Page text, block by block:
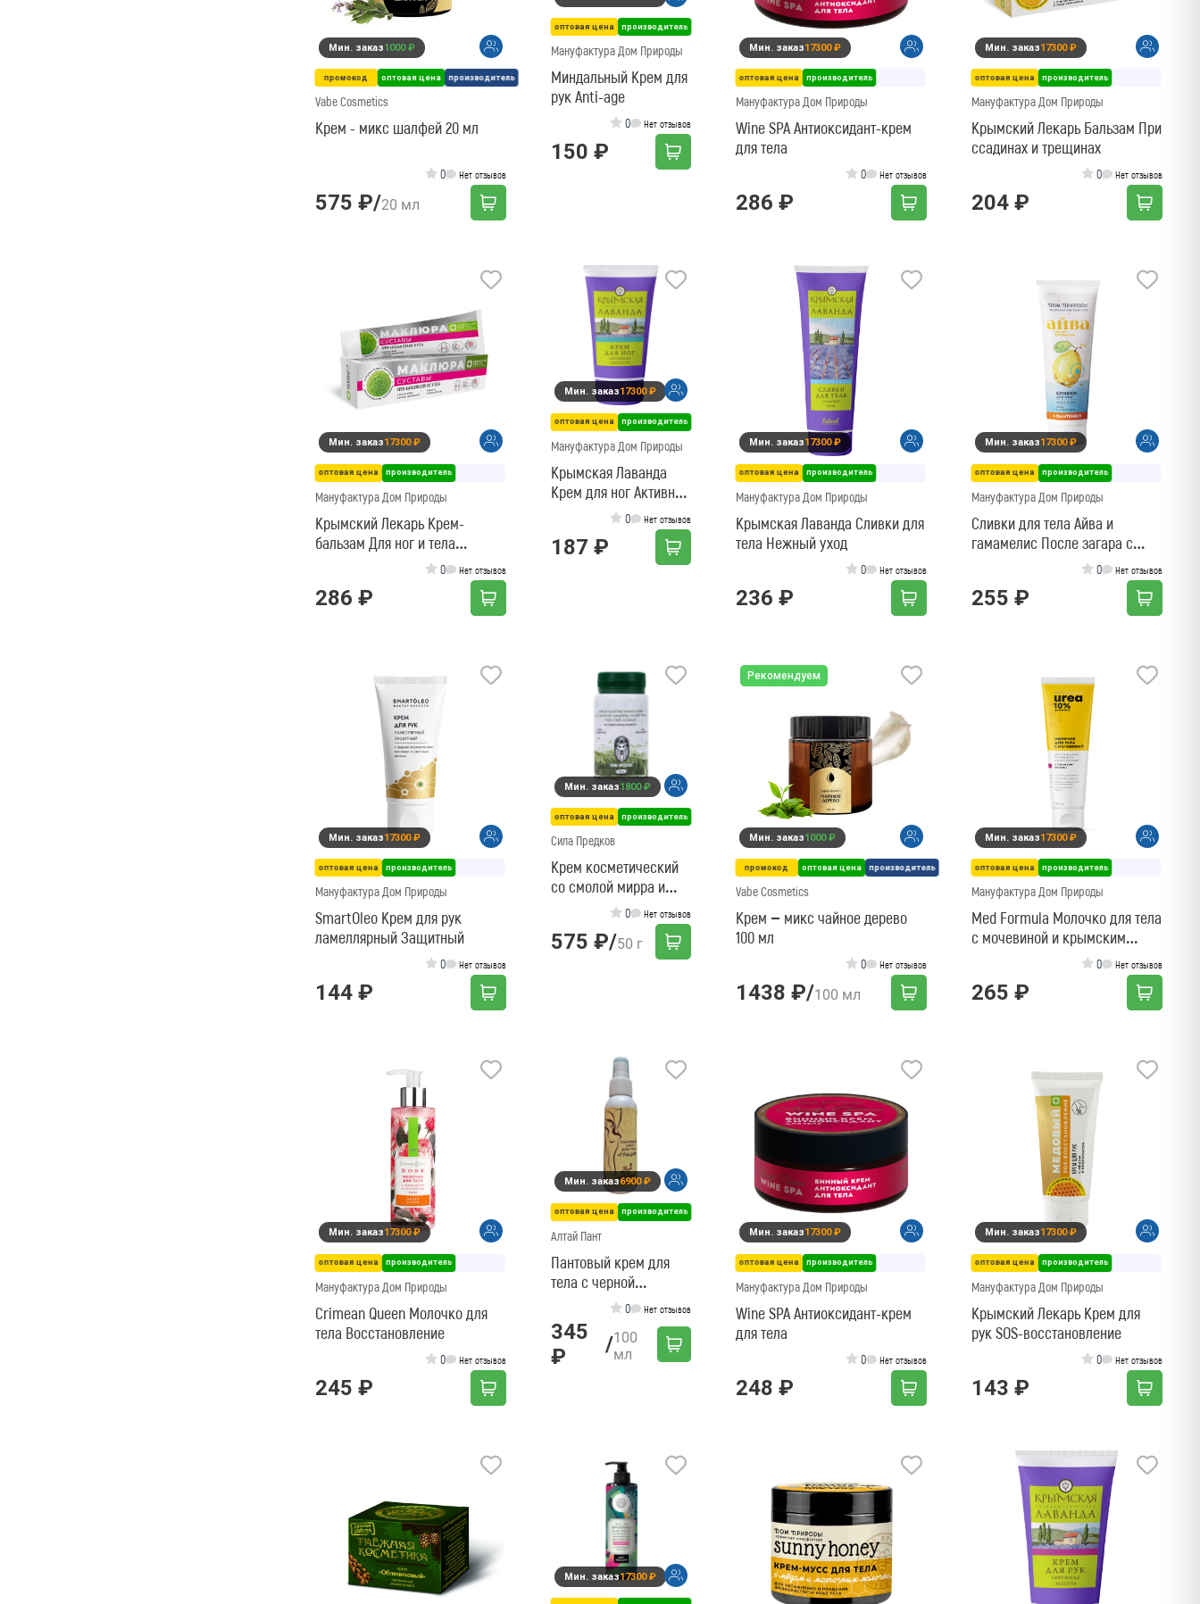
Мин. заказ1000 ₽
промокод оптовая цена производитель
Vabe Cosmetics
Крем - микс шалфей 20 мл
0 Нет отзывов
575 ₽/20 мл
оптовая цена производитель
Мануфактура Дом Природы
Миндальный Крем для
рук Anti-age
0 Нет отзывов
150 ₽
Мин. заказ17300 ₽
оптовая цена производитель
Мануфактура Дом Природы
Wine SPA Антиоксидант-крем
для тела
0 Нет отзывов
286 ₽
Мин. заказ17300 ₽
оптовая цена производитель
Мануфактура Дом Природы
Крымский Лекарь Бальзам При
ссадинах и трещинах
0 Нет отзывов
204 ₽
Мин. заказ17300 ₽
оптовая цена производитель
Мануфактура Дом Природы
Крымский Лекарь Крем-
бальзам Для ног и тела
0 Нет отзывов
286 ₽
Мин. заказ17300 ₽
оптовая цена производитель
Мануфактура Дом Природы
Крымская Лаванда
Крем для ног Активная
0 Нет отзывов
187 ₽
Мин. заказ17300 ₽
оптовая цена производитель
Мануфактура Дом Природы
Крымская Лаванда Сливки для
тела Нежный уход
0 Нет отзывов
236 ₽
Мин. заказ17300 ₽
оптовая цена производитель
Мануфактура Дом Природы
Сливки для тела Айва и
гамамелис После загара с
0 Нет отзывов
255 ₽
Мин. заказ17300 ₽
оптовая цена производитель
Мануфактура Дом Природы
SmartOleo Крем для рук
ламеллярный Защитный
0 Нет отзывов
144 ₽
Мин. заказ1800 ₽
оптовая цена производитель
Сила Предков
Крем косметический
со смолой мирра и
дегтем по старинному
кожа»
0 Нет отзывов
575 ₽/50 г
Рекомендуем
Мин. заказ1000 ₽
промокод оптовая цена производитель
Vabe Cosmetics
Крем – микс чайное дерево
100 мл
0 Нет отзывов
1438 ₽/100 мл
Мин. заказ17300 ₽
оптовая цена производитель
Мануфактура Дом Природы
Med Formula Молочко для тела
с мочевиной и крымским
0 Нет отзывов
265 ₽
Мин. заказ17300 ₽
оптовая цена производитель
Мануфактура Дом Природы
Crimean Queen Молочко для
тела Восстановление
0 Нет отзывов
245 ₽
Мин. заказ6900 ₽
оптовая цена производитель
Алтай Пант
Пантовый крем для
тела с черной
смородиной, 100 мл
0 Нет отзывов
345
₽
/100
мл
Мин. заказ17300 ₽
оптовая цена производитель
Мануфактура Дом Природы
Wine SPA Антиоксидант-крем
для тела
0 Нет отзывов
248 ₽
Мин. заказ17300 ₽
оптовая цена производитель
Мануфактура Дом Природы
Крымский Лекарь Крем для
рук SOS-восстановление
0 Нет отзывов
143 ₽
Мин. заказ17300 ₽